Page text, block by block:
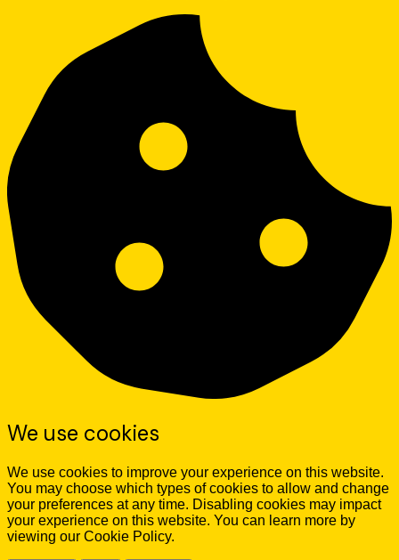
We use cookies
We use cookies to improve your experience on this website.
You may choose which types of cookies to allow and change
your preferences at any time. Disabling cookies may impact
your experience on this website. You can learn more by
viewing our Cookie Policy.